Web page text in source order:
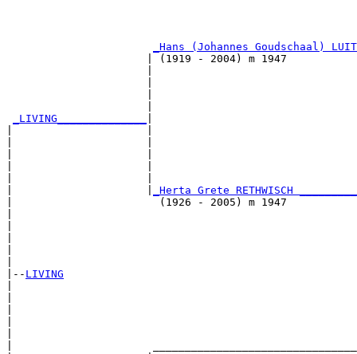
_Hans (Johannes Goudschaal)
| (1919 - 2004) m 1947
_LIVING______________
_Herta Grete RETHWISCH
|                       (1926 - 2005) m 1947
|-- LIVING